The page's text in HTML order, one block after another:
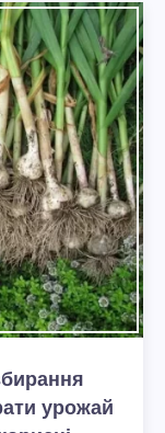
урожай